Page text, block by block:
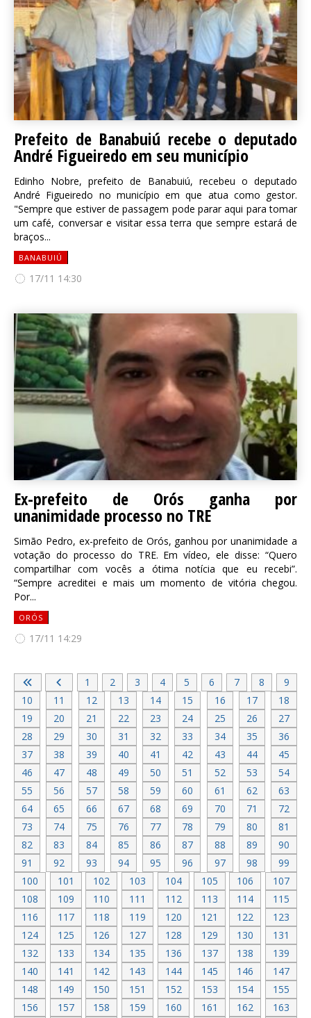
Prefeito de Banabuiú recebe o deputado
André Figueiredo em seu município
Edinho Nobre, prefeito de Banabuiú, recebeu o deputado
André Figueiredo no município em que atua como gestor.
"Sempre que estiver de passagem pode parar aqui para tomar
um café, conversar e visitar essa terra que sempre estará de
braços...
BANABUIÚ
17/11 14:30
Ex-prefeito de Orós ganha por
unanimidade processo no TRE
Simão Pedro, ex-prefeito de Orós, ganhou por unanimidade a
votação do processo do TRE. Em vídeo, ele disse: “Quero
compartilhar com vocês a ótima notícia que eu recebi”.
“Sempre acreditei e mais um momento de vitória chegou.
Por...
ORÓS
17/11 14:29
1 2 3 4 5 6 7 8
9
10
11 12 13 14 15 16 17
18
19
20 21 22 23 24 25 26
27
28
29 30 31 32 33 34 35
36
37
38 39 40 41 42 43 44
45
46
47 48 49 50 51 52 53
54
55
56 57 58 59 60 61 62
63
64
65 66 67 68 69 70 71
72
73
74 75 76 77 78 79 80
81
82
83 84 85 86 87 88 89
90
91
92 93 94 95 96 97 98
99
100
101 102 103 104 105 106
107
108
109 110 111 112 113 114
115
116
117 118 119 120 121 122
123
124
125 126 127 128 129 130
131
132
133 134 135 136 137 138
139
140
141 142 143 144 145 146
147
148
149 150 151 152 153 154
155
156
157 158 159 160 161 162
163